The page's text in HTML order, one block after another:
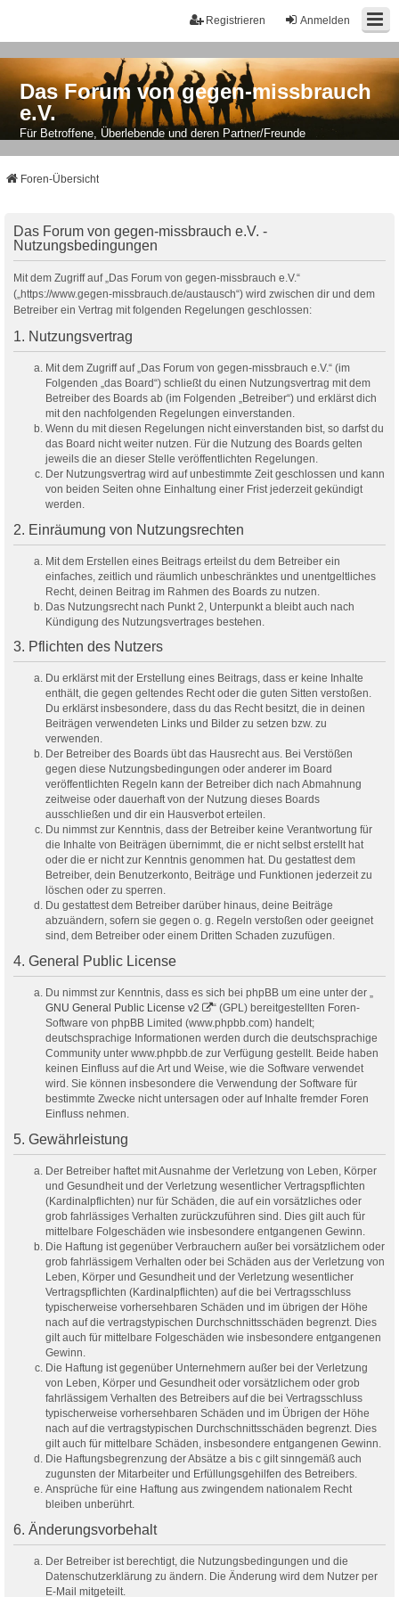
Anmelden
Registrieren
Das Forum von gegen-missbrauch
e.V.
Für Betroffene, Überlebende und deren Partner/Freunde
Foren-Übersicht
Das Forum von gegen-missbrauch e.V. -
Nutzungsbedingungen
Mit dem Zugriff auf „Das Forum von gegen-missbrauch e.V.“
(„https://www.gegen-missbrauch.de/austausch“) wird zwischen dir und dem
Betreiber ein Vertrag mit folgenden Regelungen geschlossen:
1. Nutzungsvertrag
Mit dem Zugriff auf „Das Forum von gegen-missbrauch e.V.“ (im
Folgenden „das Board“) schließt du einen Nutzungsvertrag mit dem
Betreiber des Boards ab (im Folgenden „Betreiber“) und erklärst dich
mit den nachfolgenden Regelungen einverstanden.
Wenn du mit diesen Regelungen nicht einverstanden bist, so darfst du
das Board nicht weiter nutzen. Für die Nutzung des Boards gelten
jeweils die an dieser Stelle veröffentlichten Regelungen.
Der Nutzungsvertrag wird auf unbestimmte Zeit geschlossen und kann
von beiden Seiten ohne Einhaltung einer Frist jederzeit gekündigt
werden.
2. Einräumung von Nutzungsrechten
Mit dem Erstellen eines Beitrags erteilst du dem Betreiber ein
einfaches, zeitlich und räumlich unbeschränktes und unentgeltliches
Recht, deinen Beitrag im Rahmen des Boards zu nutzen.
Das Nutzungsrecht nach Punkt 2, Unterpunkt a bleibt auch nach
Kündigung des Nutzungsvertrages bestehen.
3. Pflichten des Nutzers
Du erklärst mit der Erstellung eines Beitrags, dass er keine Inhalte
enthält, die gegen geltendes Recht oder die guten Sitten verstoßen.
Du erklärst insbesondere, dass du das Recht besitzt, die in deinen
Beiträgen verwendeten Links und Bilder zu setzen bzw. zu
verwenden.
Der Betreiber des Boards übt das Hausrecht aus. Bei Verstößen
gegen diese Nutzungsbedingungen oder anderer im Board
veröffentlichten Regeln kann der Betreiber dich nach Abmahnung
zeitweise oder dauerhaft von der Nutzung dieses Boards
ausschließen und dir ein Hausverbot erteilen.
Du nimmst zur Kenntnis, dass der Betreiber keine Verantwortung für
die Inhalte von Beiträgen übernimmt, die er nicht selbst erstellt hat
oder die er nicht zur Kenntnis genommen hat. Du gestattest dem
Betreiber, dein Benutzerkonto, Beiträge und Funktionen jederzeit zu
löschen oder zu sperren.
Du gestattest dem Betreiber darüber hinaus, deine Beiträge
abzuändern, sofern sie gegen o. g. Regeln verstoßen oder geeignet
sind, dem Betreiber oder einem Dritten Schaden zuzufügen.
4. General Public License
Du nimmst zur Kenntnis, dass es sich bei phpBB um eine unter der „
GNU General Public License v2
“ (GPL) bereitgestellten Foren-
Software von phpBB Limited (www.phpbb.com) handelt;
deutschsprachige Informationen werden durch die deutschsprachige
Community unter www.phpbb.de zur Verfügung gestellt. Beide haben
keinen Einfluss auf die Art und Weise, wie die Software verwendet
wird. Sie können insbesondere die Verwendung der Software für
bestimmte Zwecke nicht untersagen oder auf Inhalte fremder Foren
Einfluss nehmen.
5. Gewährleistung
Der Betreiber haftet mit Ausnahme der Verletzung von Leben, Körper
und Gesundheit und der Verletzung wesentlicher Vertragspflichten
(Kardinalpflichten) nur für Schäden, die auf ein vorsätzliches oder
grob fahrlässiges Verhalten zurückzuführen sind. Dies gilt auch für
mittelbare Folgeschäden wie insbesondere entgangenen Gewinn.
Die Haftung ist gegenüber Verbrauchern außer bei vorsätzlichem oder
grob fahrlässigem Verhalten oder bei Schäden aus der Verletzung von
Leben, Körper und Gesundheit und der Verletzung wesentlicher
Vertragspflichten (Kardinalpflichten) auf die bei Vertragsschluss
typischerweise vorhersehbaren Schäden und im übrigen der Höhe
nach auf die vertragstypischen Durchschnittsschäden begrenzt. Dies
gilt auch für mittelbare Folgeschäden wie insbesondere entgangenen
Gewinn.
Die Haftung ist gegenüber Unternehmern außer bei der Verletzung
von Leben, Körper und Gesundheit oder vorsätzlichem oder grob
fahrlässigem Verhalten des Betreibers auf die bei Vertragsschluss
typischerweise vorhersehbaren Schäden und im Übrigen der Höhe
nach auf die vertragstypischen Durchschnittsschäden begrenzt. Dies
gilt auch für mittelbare Schäden, insbesondere entgangenen Gewinn.
Die Haftungsbegrenzung der Absätze a bis c gilt sinngemäß auch
zugunsten der Mitarbeiter und Erfüllungsgehilfen des Betreibers.
Ansprüche für eine Haftung aus zwingendem nationalem Recht
bleiben unberührt.
6. Änderungsvorbehalt
Der Betreiber ist berechtigt, die Nutzungsbedingungen und die
Datenschutzerklärung zu ändern. Die Änderung wird dem Nutzer per
E-Mail mitgeteilt.